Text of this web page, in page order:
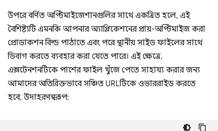
উপরে বর্ণিত অপ্টিমাইজেশানগুলির সাথে একত্রিত হলে, এই
বৈশিষ্ট্যটি এমনকি আপনার অ্যাপ্লিকেশনের প্রায়-অপ্টিমাইজ করা
প্রোডাকশন বিল্ড পাঠাতে এবং পরে স্থানীয় সাইড ফাইলের সাথে
ডিবাগ করতে ব্যবহার করা যেতে পারে। এই ক্ষেত্রে,
এক্সটেনশনটিকে পাশের ফাইল খুঁজে পেতে সাহায্য করার জন্য
আমাদের অতিরিক্তভাবে সঞ্চিত URLটিকে ওভাররাইড করতে
হবে, উদাহরণস্বরূপ: